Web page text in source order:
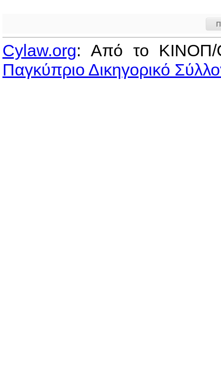
Cylaw.org: Από το
Παγκύπριο Δικηγορικό